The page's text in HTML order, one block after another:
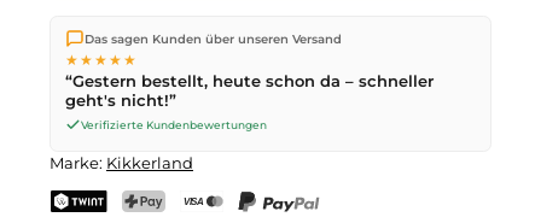
Wir versenden direkt aus unserem Lager in Kriens. Ab
ist die Lieferung kostenlos. Bestellungen bis
werden noch am selben Tag versendet – Zustellung am
nächsten Werktagmit der Schweizerischen Post.
Das sagen Kunden über unseren Versand
★★★★★
“Gestern bestellt, heute schon da – schneller
geht's nicht!”
Verifizierte Kundenbewertungen
Marke: Kikkerland